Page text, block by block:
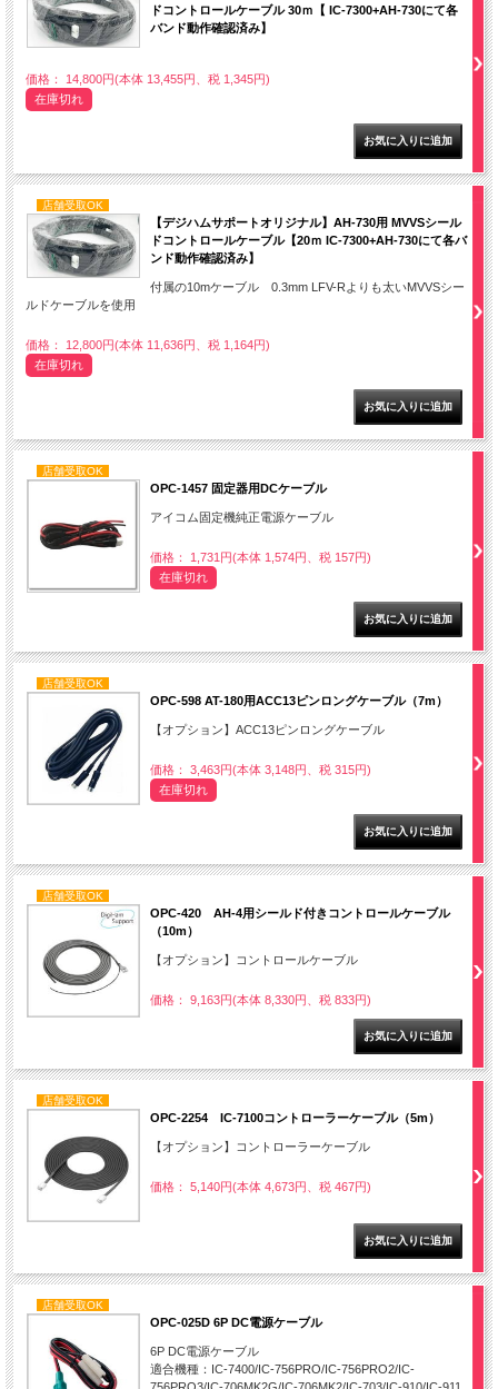
ドコントロールケーブル 30ｍ【 IC-7300+AH-730にて各
バンド動作確認済み】
価格： 14,800円(本体 13,455円、税 1,345円)
在庫切れ
店舗受取OK
【デジハムサポートオリジナル】AH-730用 MVVSシール
ドコントロールケーブル【20ｍ IC-7300+AH-730にて各バ
ンド動作確認済み】
付属の10mケーブル 0.3mm LFV-Rよりも太いMVVSシー
ルドケーブルを使用
価格： 12,800円(本体 11,636円、税 1,164円)
在庫切れ
店舗受取OK
OPC-1457 固定器用DCケーブル
アイコム固定機純正電源ケーブル
価格： 1,731円(本体 1,574円、税 157円)
在庫切れ
店舗受取OK
OPC-598 AT-180用ACC13ピンロングケーブル（7m）
【オプション】ACC13ピンロングケーブル
価格： 3,463円(本体 3,148円、税 315円)
在庫切れ
店舗受取OK
OPC-420 AH-4用シールド付きコントロールケーブル
（10m）
【オプション】コントロールケーブル
価格： 9,163円(本体 8,330円、税 833円)
店舗受取OK
OPC-2254 IC-7100コントローラーケーブル（5m）
【オプション】コントローラーケーブル
価格： 5,140円(本体 4,673円、税 467円)
店舗受取OK
OPC-025D 6P DC電源ケーブル
6P DC電源ケーブル
適合機種：IC-7400/IC-756PRO/IC-756PRO2/IC-